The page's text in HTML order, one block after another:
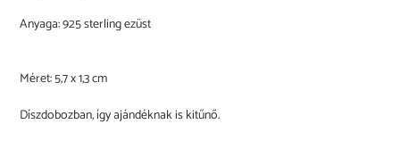
Anyaga:925 sterling ezüst
Méret: 5,7 x 1,3 cm
Díszdobozban, így ajándéknak is kitűnő.